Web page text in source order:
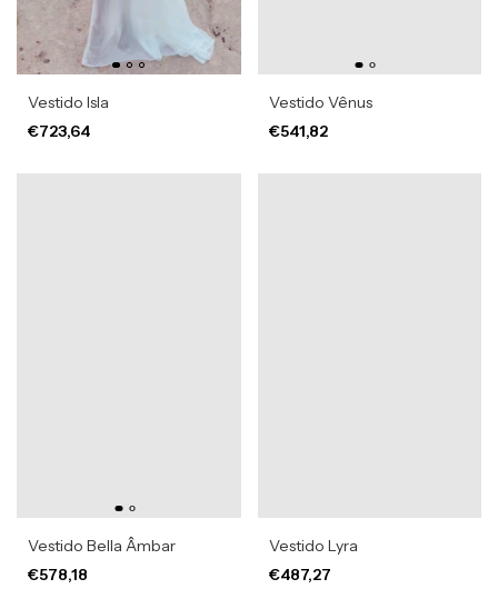
Vestido Isla
€723,64
Vestido Vênus
€541,82
Vestido Bella Âmbar
€578,18
Vestido Lyra
€487,27